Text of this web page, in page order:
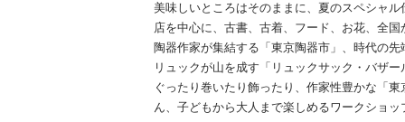
美味しいところはそのままに、夏のスペシャ
店を中心に、古書、古着、フード、お花、全
陶器作家が集結する「東京陶器市」、時代の
リュックが山を成す「リュックサック・バザ
ぐったり巻いたり飾ったり、作家性豊かな「
ん、子どもから大人まで楽しめるワークショ